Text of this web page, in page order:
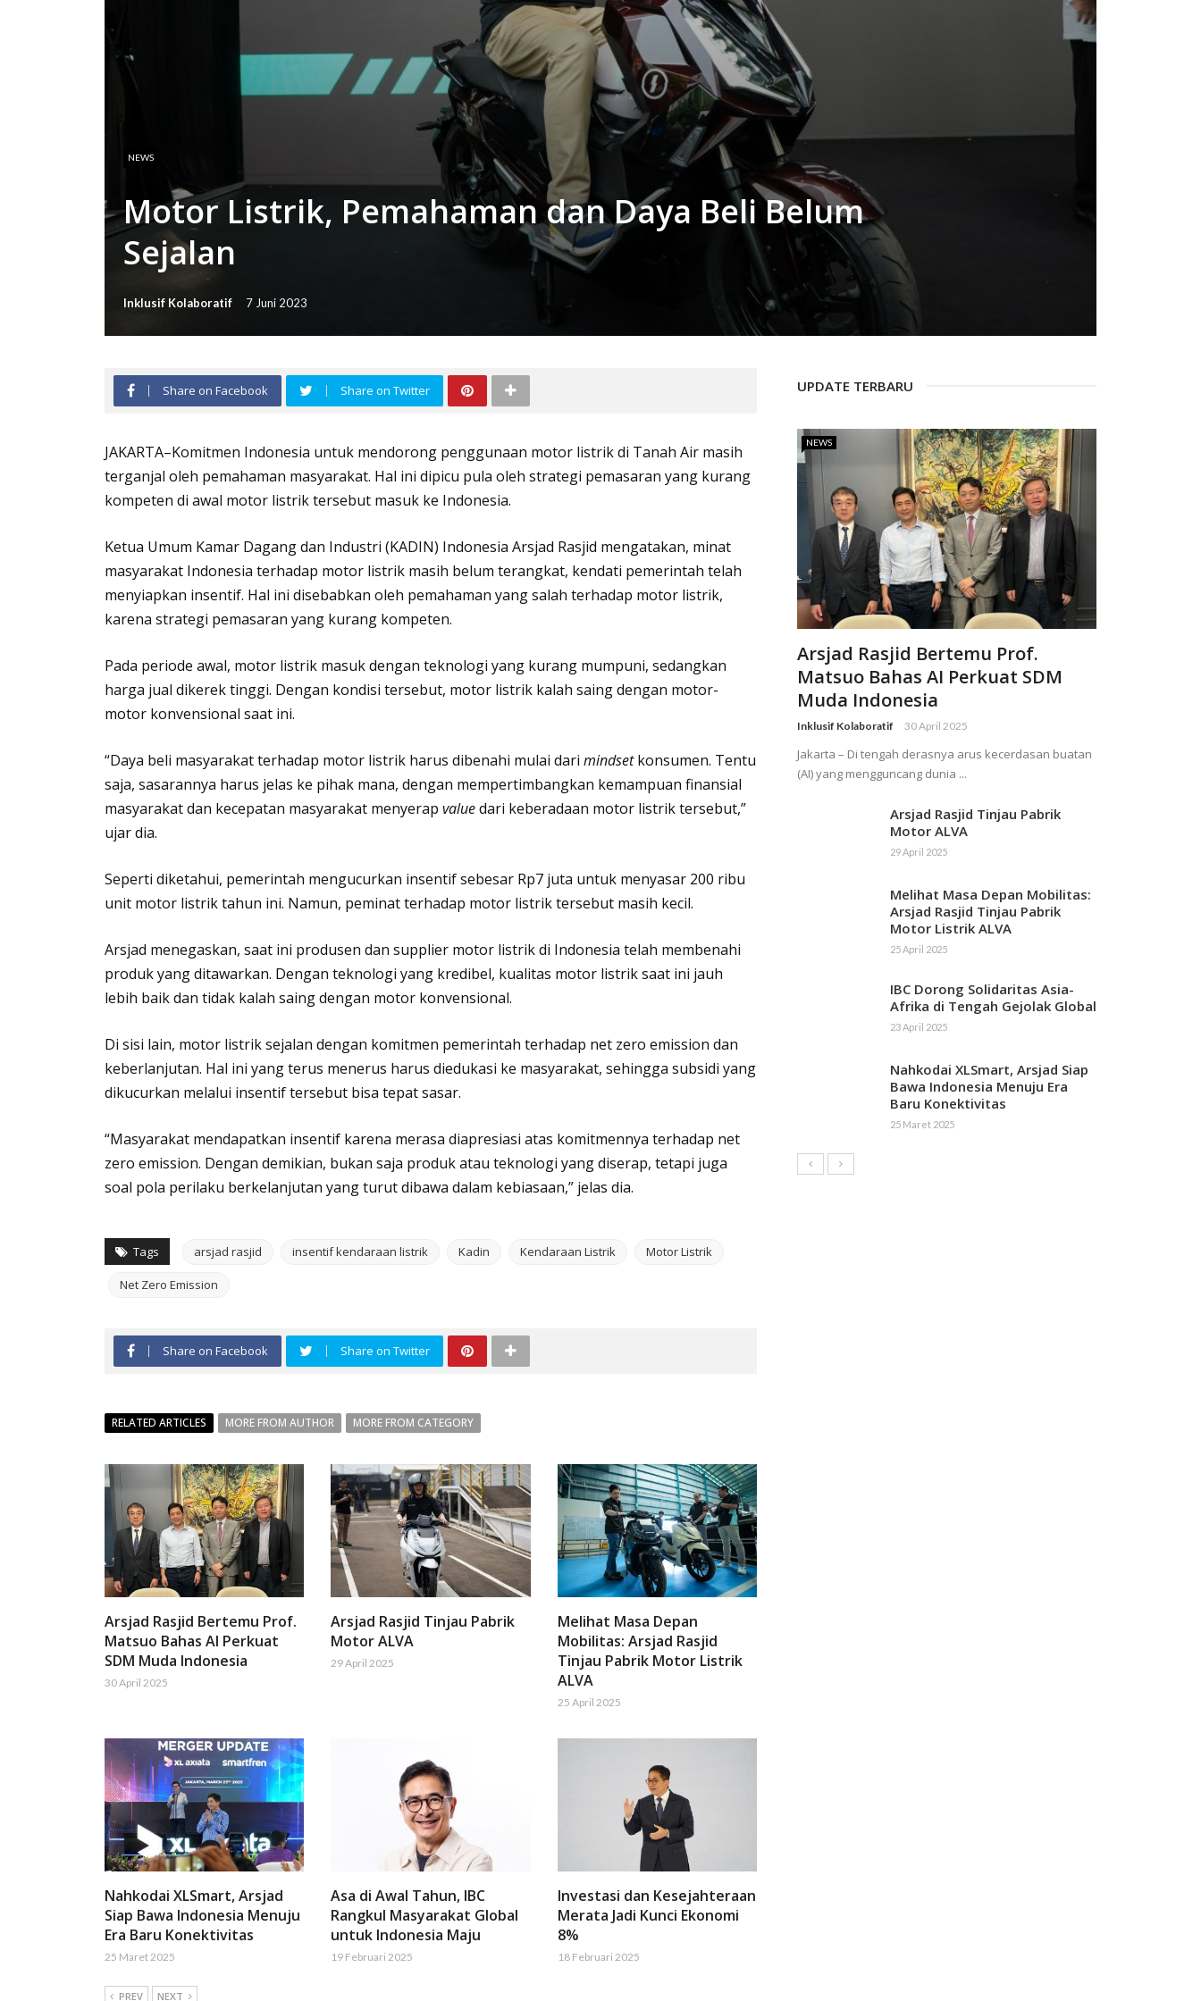
NEWS
Motor Listrik, Pemahaman dan Daya Beli Belum
Sejalan
Inklusif Kolaboratif 7 Juni 2023
Share on Facebook Share on Twitter
JAKARTA–Komitmen Indonesia untuk mendorong penggunaan motor listrik di Tanah Air masih
terganjal oleh pemahaman masyarakat. Hal ini dipicu pula oleh strategi pemasaran yang kurang
kompeten di awal motor listrik tersebut masuk ke Indonesia.
Ketua Umum Kamar Dagang dan Industri (KADIN) Indonesia Arsjad Rasjid mengatakan, minat
masyarakat Indonesia terhadap motor listrik masih belum terangkat, kendati pemerintah telah
menyiapkan insentif. Hal ini disebabkan oleh pemahaman yang salah terhadap motor listrik,
karena strategi pemasaran yang kurang kompeten.
Pada periode awal, motor listrik masuk dengan teknologi yang kurang mumpuni, sedangkan
harga jual dikerek tinggi. Dengan kondisi tersebut, motor listrik kalah saing dengan motor-
motor konvensional saat ini.
“Daya beli masyarakat terhadap motor listrik harus dibenahi mulai dari mindsetkonsumen. Tentu
saja, sasarannya harus jelas ke pihak mana, dengan mempertimbangkan kemampuan finansial
masyarakat dan kecepatan masyarakat menyerap valuedari keberadaan motor listrik tersebut,”
ujar dia.
Seperti diketahui, pemerintah mengucurkan insentif sebesar Rp7 juta untuk menyasar 200 ribu
unit motor listrik tahun ini. Namun, peminat terhadap motor listrik tersebut masih kecil.
Arsjad menegaskan, saat ini produsen dan supplier motor listrik di Indonesia telah membenahi
produk yang ditawarkan. Dengan teknologi yang kredibel, kualitas motor listrik saat ini jauh
lebih baik dan tidak kalah saing dengan motor konvensional.
Di sisi lain, motor listrik sejalan dengan komitmen pemerintah terhadap net zero emission dan
keberlanjutan. Hal ini yang terus menerus harus diedukasi ke masyarakat, sehingga subsidi yang
dikucurkan melalui insentif tersebut bisa tepat sasar.
“Masyarakat mendapatkan insentif karena merasa diapresiasi atas komitmennya terhadap net
zero emission. Dengan demikian, bukan saja produk atau teknologi yang diserap, tetapi juga
soal pola perilaku berkelanjutan yang turut dibawa dalam kebiasaan,” jelas dia.
Tags arsjad rasjid insentif kendaraan listrik Kadin Kendaraan Listrik Motor Listrik
Net Zero Emission
Share on Facebook Share on Twitter
RELATED ARTICLES MORE FROM AUTHOR MORE FROM CATEGORY
Arsjad Rasjid Bertemu Prof.
Matsuo Bahas AI Perkuat
SDM Muda Indonesia
30 April 2025
Arsjad Rasjid Tinjau Pabrik
Motor ALVA
29 April 2025
Melihat Masa Depan
Mobilitas: Arsjad Rasjid
Tinjau Pabrik Motor Listrik
ALVA
25 April 2025
Nahkodai XLSmart, Arsjad
Siap Bawa Indonesia Menuju
Era Baru Konektivitas
25 Maret 2025
Asa di Awal Tahun, IBC
Rangkul Masyarakat Global
untuk Indonesia Maju
19 Februari 2025
Investasi dan Kesejahteraan
Merata Jadi Kunci Ekonomi
8%
18 Februari 2025
PREV NEXT
UPDATE TERBARU
NEWS
Arsjad Rasjid Bertemu Prof.
Matsuo Bahas AI Perkuat SDM
Muda Indonesia
Inklusif Kolaboratif 30 April 2025
Jakarta – Di tengah derasnya arus kecerdasan buatan
(AI) yang mengguncang dunia ...
Arsjad Rasjid Tinjau Pabrik
Motor ALVA
29 April 2025
Melihat Masa Depan Mobilitas:
Arsjad Rasjid Tinjau Pabrik
Motor Listrik ALVA
25 April 2025
IBC Dorong Solidaritas Asia-
Afrika di Tengah Gejolak Global
23 April 2025
Nahkodai XLSmart, Arsjad Siap
Bawa Indonesia Menuju Era
Baru Konektivitas
25 Maret 2025